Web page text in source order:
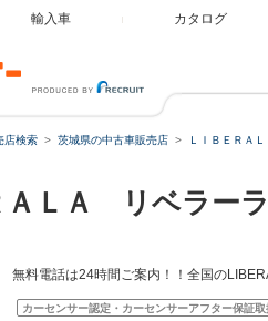
輸入車 カタログ
店検索 茨城県の中古車販売店 ＬＩＢＥＲＡ
ＡＬＡ リベラー
無料電話は24時間ご案内！！全国の
カーセンサー認定・カーセンサーアフター保証取